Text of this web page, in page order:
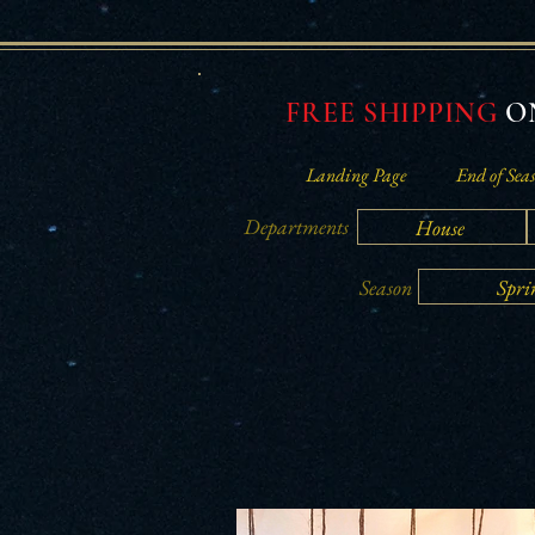
FREE SHIPPING
Landing Page End of
Departments House
Season